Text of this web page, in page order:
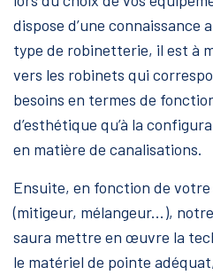
dispose d’une connaissance
type de robinetterie, il est à
vers les robinets qui
besoins en termes de
d’esthétique qu’à la
en matière de canalisations.
Ensuite, en fonction de
(mitigeur, mélangeur...), notre
saura mettre en œuvre la
le matériel de pointe